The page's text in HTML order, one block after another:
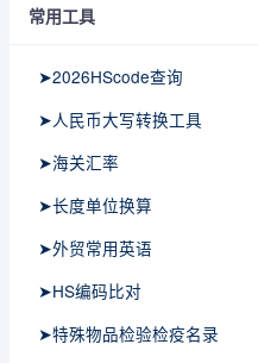
常用工具
➤2026HScode查询
➤人民币大写转换工具
➤海关汇率
➤长度单位换算
➤外贸常用英语
➤HS编码比对
➤特殊物品检验检疫名录